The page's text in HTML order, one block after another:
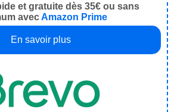
et gratuite dès 35€ ou sans
avecAmazon Prime
En savoir plus